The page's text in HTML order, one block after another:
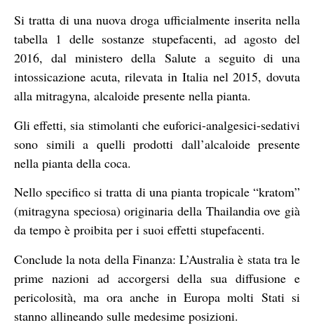
Si tratta di una nuova droga ufficialmente inserita nella
tabella 1 delle sostanze stupefacenti, ad agosto del
2016, dal ministero della Salute a seguito di una
intossicazione acuta, rilevata in Italia nel 2015, dovuta
alla mitragyna, alcaloide presente nella pianta.
Gli effetti, sia stimolanti che euforici-analgesici-sedativi
sono simili a quelli prodotti dall’alcaloide presente
nella pianta della coca.
Nello specifico si tratta di una pianta tropicale “kratom”
(mitragyna speciosa) originaria della Thailandia ove già
da tempo è proibita per i suoi effetti stupefacenti.
Conclude la nota della Finanza: L’Australia è stata tra le
prime nazioni ad accorgersi della sua diffusione e
pericolosità, ma ora anche in Europa molti Stati si
stanno allineando sulle medesime posizioni.